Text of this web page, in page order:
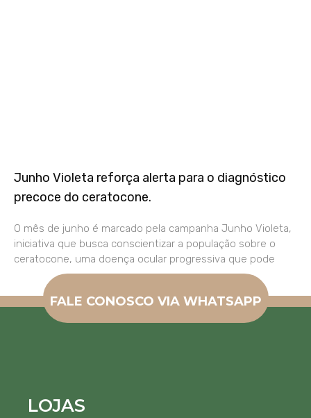
Junho Violeta reforça alerta para o diagnóstico
precoce do ceratocone.
O mês de junho é marcado pela campanha Junho Violeta,
iniciativa que busca conscientizar a população sobre o
ceratocone, uma doença ocular progressiva que pode
FALE CONOSCO VIA WHATSAPP
LOJAS